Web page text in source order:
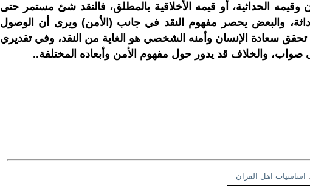
وقيمه الحداثية، أو قيمه الأخلاقية بالمطلق، فالنقد شئ مستمر حتى
والبعض يحصر مفهوم النقد في جانب (الأمن) ويرى أن الوصول
تحقق سعادة الإنسان وأمنه الشخصي هو الغاية من النقد، وفي تقديري
صواب، والخلاف قد يدور حول مفهوم الأمن وأبعاده المختلفة..
اساسيات اهل القران